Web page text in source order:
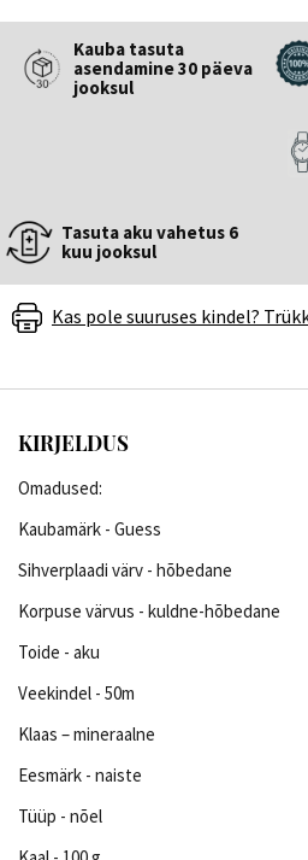
Kauba tasuta
asendamine 30 päeva
jooksul
Tasuta aku vahetus 6
kuu jooksul
Kas pole suuruses kindel?
KIRJELDUS
Omadused:
Kaubamärk - Guess
Sihverplaadi värv - hõbedane
Korpuse värvus - kuldne-hõbedane
Toide - aku
Veekindel - 50m
Klaas – mineraalne
Eesmärk - naiste
Tüüp - nõel